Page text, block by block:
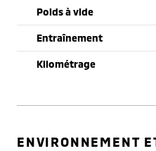
Poids à vide
Entraînement
Kilométrage
ENVIRONNEMENT